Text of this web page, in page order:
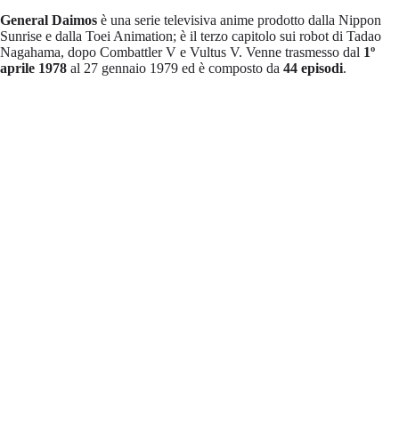
General Daimos è una serie televisiva anime prodotto dalla Nippon
Sunrise e dalla Toei Animation; è il terzo capitolo sui robot di Tadao
Nagahama, dopo Combattler V e Vultus V. Venne trasmesso dal 1º
aprile 1978 al 27 gennaio 1979 ed è composto da 44 episodi.